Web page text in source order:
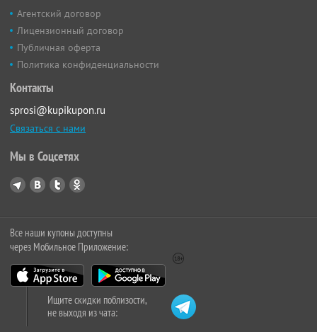
Агентский договор
Лицензионный договор
Публичная оферта
Политика конфиденциальности
Контакты
sprosi@kupikupon.ru
Связаться с нами
Мы в Соцсетях
Все наши купоны доступны
через Мобильное Приложение:
Ищите скидки поблизости,
не выходя из чата: